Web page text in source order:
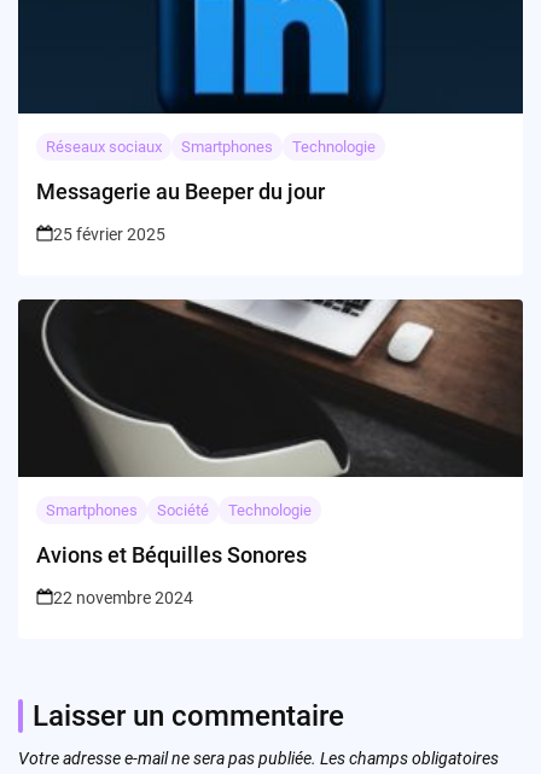
Réseaux sociaux Smartphones Technologie
Messagerie au Beeper du jour
25 février 2025
Smartphones Société Technologie
Avions et Béquilles Sonores
22 novembre 2024
Laisser un commentaire
Votre adresse e-mail ne sera pas publiée. Les champs obligatoires